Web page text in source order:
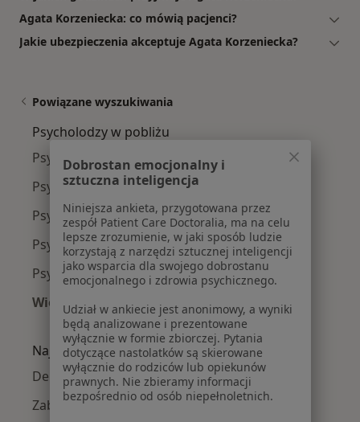
Agata Korzeniecka: co mówią pacjenci?
Jakie ubezpieczenia akceptuje Agata Korzeniecka?
Powiązane wyszukiwania
Psycholodzy w pobliżu
Psycholodzy Śródmieście
Psycholodzy Mokotów
Psycholodzy Ursynów
Psycholodzy Praga-Południe
Psycholodzy Bielany
Więcej (14)
Więcej w kategorii: Psycholodzy w pobliżu
Najczęście leczone choroby
Depresja w Warszawie
Zaburzenia lękowe w Warszawie
Dobrostan emocjonalny i
sztuczna inteligencja
Niniejsza ankieta, przygotowana przez
zespół Patient Care Doctoralia, ma na celu
lepsze zrozumienie, w jaki sposób ludzie
korzystają z narzędzi sztucznej inteligencji
jako wsparcia dla swojego dobrostanu
emocjonalnego i zdrowia psychicznego.
Udział w ankiecie jest anonimowy, a wyniki
będą analizowane i prezentowane
wyłącznie w formie zbiorczej. Pytania
dotyczące nastolatków są skierowane
wyłącznie do rodziców lub opiekunów
prawnych. Nie zbieramy informacji
bezpośrednio od osób niepełnoletnich.